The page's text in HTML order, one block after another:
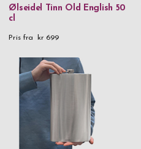
Ølseidel Tinn Old English 50
cl
Pris fra kr 699